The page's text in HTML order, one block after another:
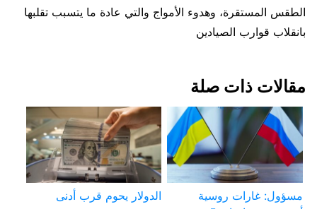
الطقس المستقرة، وهدوء الأمواج والتي عادة ما يتسبب تقلبها
بانقلاب قوارب الصيادين
مقالات ذات صلة
مسؤول: غارات روسية
الدولار يحوم قرب أدنى